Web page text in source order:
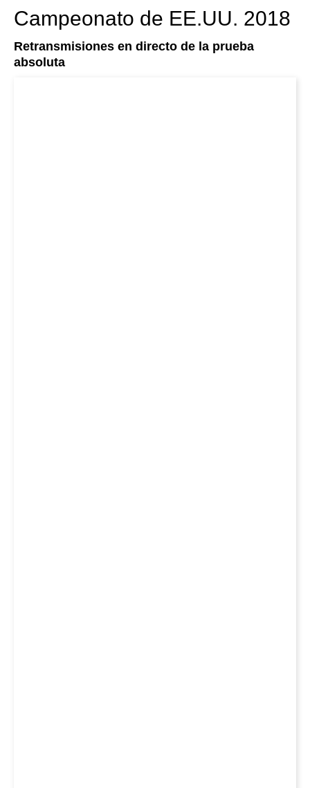
Campeonato de EE.UU. 2018
Retransmisiones en directo de la prueba
absoluta